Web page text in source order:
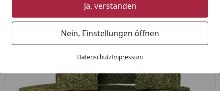
Ja, verstanden
Nein, Einstellungen öffnen
DatenschutzImpressum